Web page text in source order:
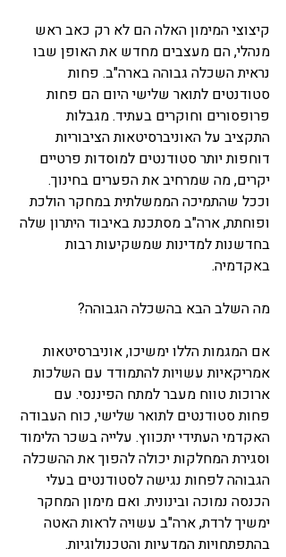
קיצוצי המימון האלה הם לא רק כאב ראש
מנהלי, הם מעצבים מחדש את האופן שבו
נראית השכלה גבוהה בארה"ב. פחות
סטודנטים לתואר שלישי היום הם פחות
פרופסורים וחוקרים בעתיד. מגבלות
התקציב על האוניברסיטאות הציבוריות
דוחפות יותר סטודנטים למוסדות פרטיים
יקרים, מה שמרחיב את הפערים בחינוך.
וככל שהתמיכה הממשלתית במחקר הולכת
ופוחתת, ארה"ב מסתכנת באיבוד היתרון שלה
בחדשנות למדינות שמשקיעות רבות
באקדמיה.
מה השלב הבא בהשכלה הגבוהה?
אם המגמות הללו ימשיכו, אוניברסיטאות
אמריקאיות עשויות להתמודד עם השלכות
ארוכות טווח מעבר למתח הפיננסי. עם
פחות סטודנטים לתואר שלישי, כוח העבודה
האקדמי העתידי יתכווץ. עלייה בשכר הלימוד
וסגירת המחלקות יכולה להפוך את ההשכלה
הגבוהה לפחות נגישה לסטודנטים בעלי
הכנסה נמוכה ובינונית. ואם מימון המחקר
ימשיך לרדת, ארה"ב עשויה לראות האטה
בהתפתחויות המדעיות והטכנולוגיות.